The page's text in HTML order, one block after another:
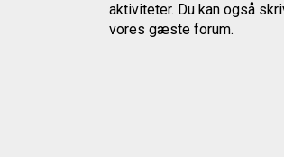
aktiviteter. Du kan også
vores gæste forum.